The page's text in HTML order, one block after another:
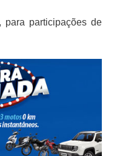
para participações de